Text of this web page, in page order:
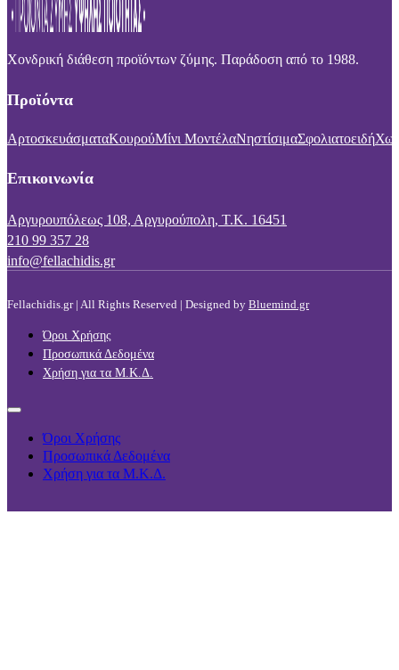
Χονδρική διάθεση προϊόντων ζύμης. Παράδοση από το 1988.
Προϊόντα
ΑρτοσκευάσματαΚουρούΜίνι ΜοντέλαΝηστίσιμαΣφολιατοειδή
Επικοινωνία
Αργυρουπόλεως 108, Αργυρούπολη, Τ.Κ. 16451
210 99 357 28
info@fellachidis.gr
Fellachidis.gr | All Rights Reserved | Designed by Bluemind.gr
Όροι Χρήσης
Προσωπικά Δεδομένα
Χρήση για τα Μ.Κ.Δ.
Όροι Χρήσης
Προσωπικά Δεδομένα
Χρήση για τα Μ.Κ.Δ.